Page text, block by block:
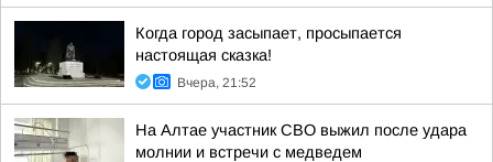
Когда город засыпает, просыпается
настоящая сказка!
Вчера, 21:52
На Алтае участник СВО выжил после удара
молнии и встречи с медведем